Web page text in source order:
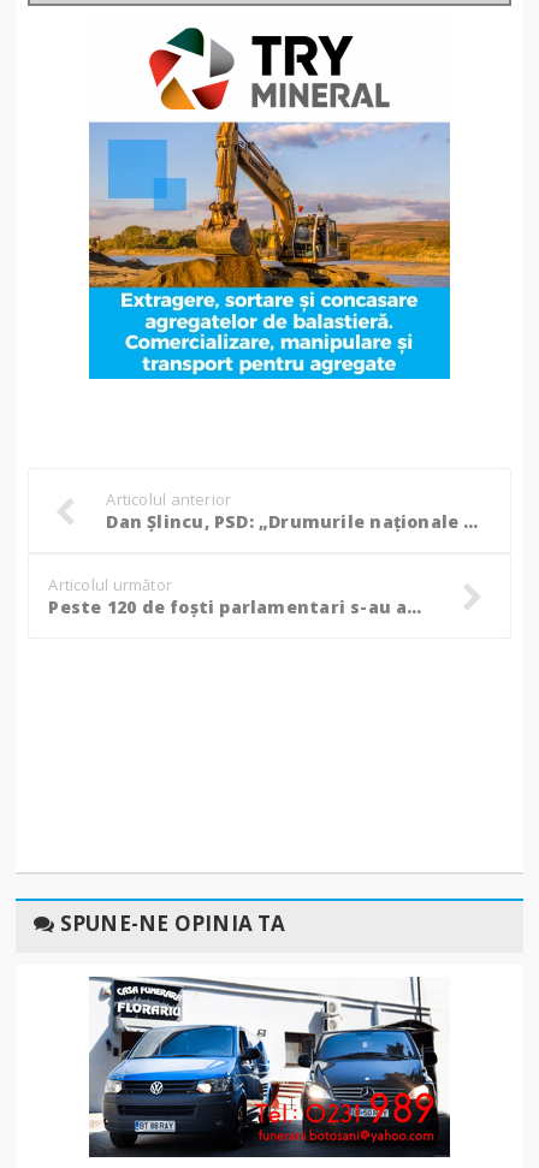
Articolul anterior
Dan Șlincu, PSD: „Drumurile naționale din Botoșani modernizate de guvernarea de Dreapta doar cu vorbe în vânt”
Articolul următor
Peste 120 de foști parlamentari s-au adresat instanțelor pentru a primi din nou pensii speciale
SPUNE-NE OPINIA TA